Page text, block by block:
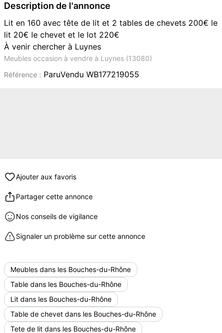
Description de l'annonce
Lit en 160 avec tête de lit et 2 tables de chevets 200€ le
lit 20€ le chevet et le lot 220€
À venir chercher à Luynes
Meubles occasion à vendre à Luynes (13080)
Référence : ParuVendu WB177219055
Ajouter aux favoris
Partager cette annonce
Nos conseils de vigilance
Signaler un problème sur cette annonce
Meubles dans les Bouches-du-Rhône
Table dans les Bouches-du-Rhône
Lit dans les Bouches-du-Rhône
Table de chevet dans les Bouches-du-Rhône
Tete de lit dans les Bouches-du-Rhône